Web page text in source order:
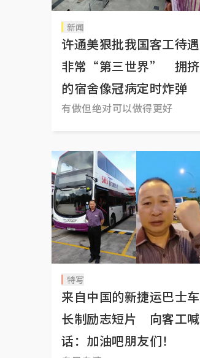
新闻
许通美狠批我国客工待遇
非常“第三世界” 拥挤
的宿舍像冠病定时炸弹
有做但绝对可以做得更好
特写
来自中国的新捷运巴士车
长制励志短片 向客工喊
话：加油吧朋友们！